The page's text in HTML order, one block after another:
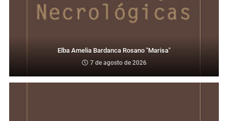
Elba Amelia Bardanca Rosano "Marisa"
7 de agosto de 2026